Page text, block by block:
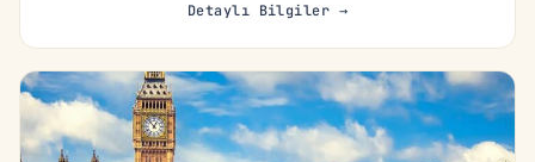
Detaylı Bilgiler →